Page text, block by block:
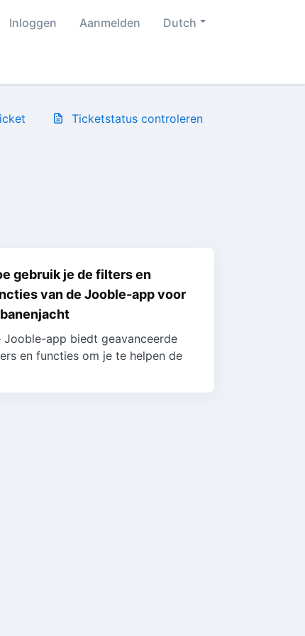
Dutch
Inloggen Aanmelden
Ticketstatus controleren
gebruik je de filters en
van de Jooble-app voor
Jooble-app biedt geavanceerde
en functies om je te helpen de
en te beheren. Hier is hoe je jouw